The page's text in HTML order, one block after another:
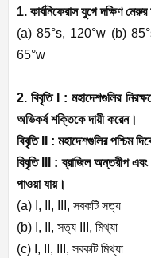
1. কার্বনিফেরাস যুগে দক্ষিণ
(a) 85°s, 120°w (b)
65°w
2. বিবৃতি I :মহাদেশগুলির
অভিকর্ষ শক্তিকে দায়ী করেন।
বিবৃতি
II : মহাদেশগুলির পশ্চিম
বিবৃতি
III :ব্রাজিল অন্তরীপ এবং
পাওয়া যায়।
(a) I, II, III, সবকটি সত্য
(b) I, II, সত্য III, মিথ্যা
(c) I, II, III, সবকটি মিথ্যা